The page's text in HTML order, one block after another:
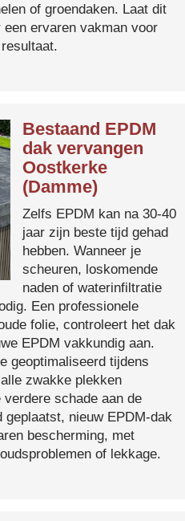
of groendaken. Laat dit
ervaren vakman voor
Bestaand EPDM
dak vervangen
Oostkerke
(Damme)
Zelfs EPDM kan na 30-40
jaar zijn beste tijd gehad
hebben. Wanneer je
scheuren, loskomende
naden of waterinfiltratie
Een professionele
folie, controleert het dak
EPDM vakkundig aan.
geoptimaliseerd tijdens
zwakke plekken
schade aan de
nieuw EPDM-dak
bescherming, met
of lekkage.